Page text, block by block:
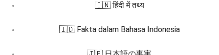
🇮🇳 हिंदी में तथ्य
🇮🇩 Fakta dalam Bahasa Indonesia